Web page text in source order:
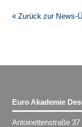
« Zurück zur News-
Euro Akademie
Antoinettenstraße 37